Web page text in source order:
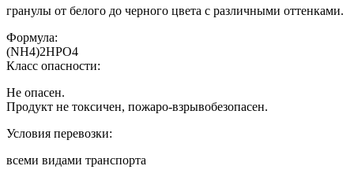
гранулы от белого до черного цвета с различными оттенками.
Формула:
(NH4)2HPO4
Класс опасности:
Не опасен.
Продукт не токсичен, пожаро-взрывобезопасен.
Условия перевозки:
всеми видами транспорта